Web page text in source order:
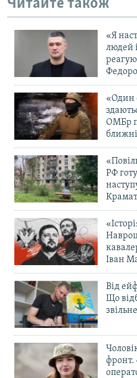
Читайте також
«Я
людей
«Один
ОМБр
ближні
РФ
Іван
Від
Що
фронт.